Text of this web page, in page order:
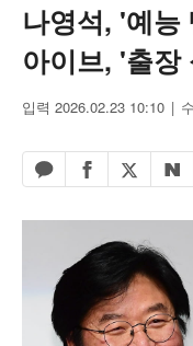
나영석, '예
아이브, '출장
입력 2026.02.23 10:10
카카오톡 공유하기
페이스북 공유
엑스 공
네